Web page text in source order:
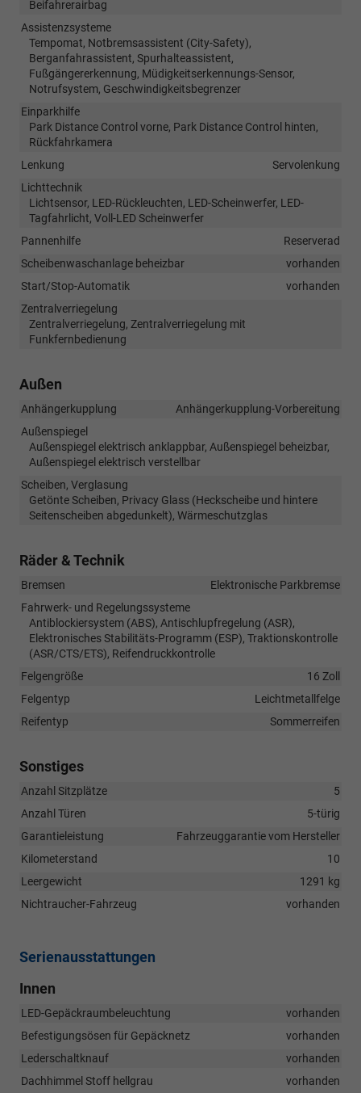
Beifahrerairbag
Assistenzsysteme
Tempomat, Notbremsassistent (City-Safety),
Berganfahrassistent, Spurhalteassistent,
Fußgängererkennung, Müdigkeitserkennungs-Sensor,
Notrufsystem, Geschwindigkeitsbegrenzer
Einparkhilfe
Park Distance Control vorne, Park Distance Control hinten,
Rückfahrkamera
Lenkung
Servolenkung
Lichttechnik
Lichtsensor, LED-Rückleuchten, LED-Scheinwerfer, LED-
Tagfahrlicht, Voll-LED Scheinwerfer
Pannenhilfe
Reserverad
Scheibenwaschanlage beheizbar
vorhanden
Start/Stop-Automatik
vorhanden
Zentralverriegelung
Zentralverriegelung, Zentralverriegelung mit
Funkfernbedienung
Außen
Anhängerkupplung
Anhängerkupplung-Vorbereitung
Außenspiegel
Außenspiegel elektrisch anklappbar, Außenspiegel beheizbar,
Außenspiegel elektrisch verstellbar
Scheiben, Verglasung
Getönte Scheiben, Privacy Glass (Heckscheibe und hintere
Seitenscheiben abgedunkelt), Wärmeschutzglas
Räder & Technik
Bremsen
Elektronische Parkbremse
Fahrwerk- und Regelungssysteme
Antiblockiersystem (ABS), Antischlupfregelung (ASR),
Elektronisches Stabilitäts-Programm (ESP), Traktionskontrolle
(ASR/CTS/ETS), Reifendruckkontrolle
Felgengröße
16 Zoll
Felgentyp
Leichtmetallfelge
Reifentyp
Sommerreifen
Sonstiges
Anzahl Sitzplätze
5
Anzahl Türen
5-türig
Garantieleistung
Fahrzeuggarantie vom Hersteller
Kilometerstand
10
Leergewicht
1291 kg
Nichtraucher-Fahrzeug
vorhanden
Serienausstattungen
Innen
LED-Gepäckraumbeleuchtung
vorhanden
Befestigungsösen für Gepäcknetz
vorhanden
Lederschaltknauf
vorhanden
Dachhimmel Stoff hellgrau
vorhanden